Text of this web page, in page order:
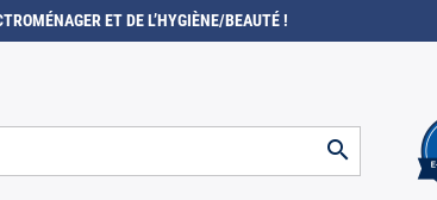
ET DE L’HYGIÈNE/BEAUTÉ !
search